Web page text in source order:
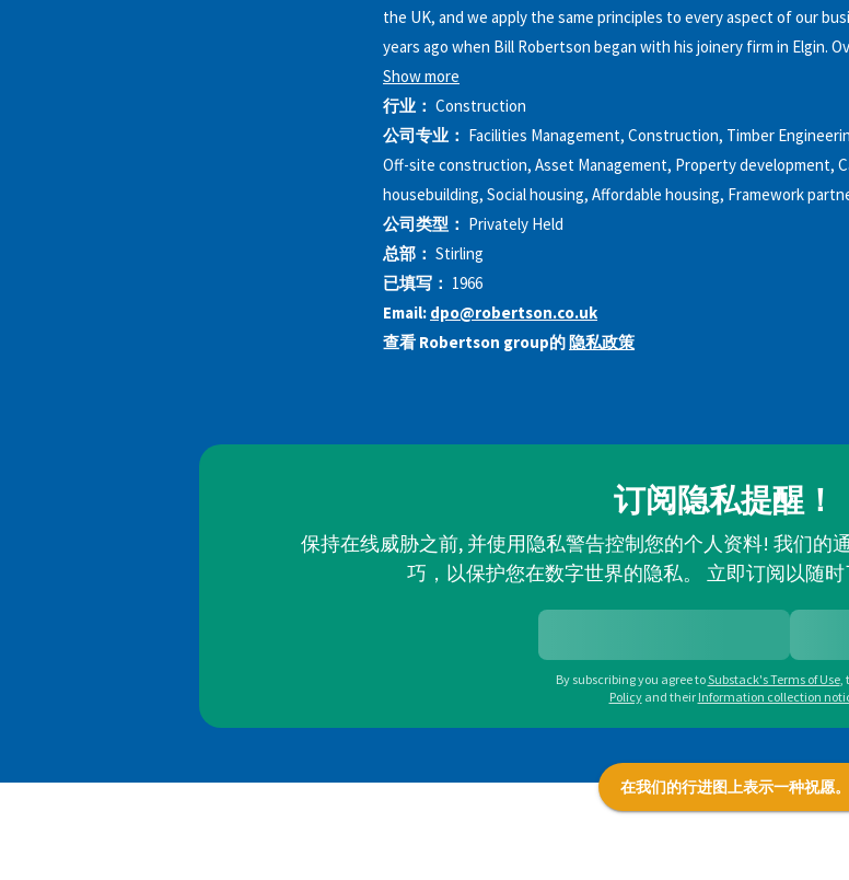
the UK, and we apply the same principles to every aspect of our
years ago when Bill Robertson began with his joinery firm in Elgin.
Show more
行业： Construction
公司专业： Facilities Management, Construction, Timber
Off-site construction, Asset Management, Property development,
housebuilding, Social housing, Affordable housing, Framework
公司类型： Privately Held
总部： Stirling
已填写： 1966
Email: dpo@robertson.co.uk
查看 Robertson group的 隐私政策
订阅隐私提醒！
保持在线威胁之前, 并使用隐私警告控制您的个人资料! 我们的
巧，以保护您在数字世界的隐私。 立即订阅以随时
By subscribing you agree toSubstack's Terms of Use,
Policy and their Information collection
在我们的行进图上表示一种祝愿。